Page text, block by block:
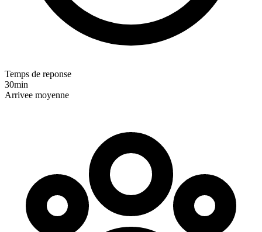
Temps de reponse
30min
Arrivee moyenne